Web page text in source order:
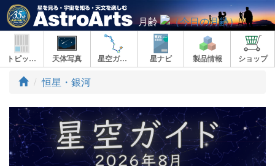
月齢
トピックス 天体写真 星空ガイド 星ナビ 製品情報 ショップ
ト
プ
恒星・銀河